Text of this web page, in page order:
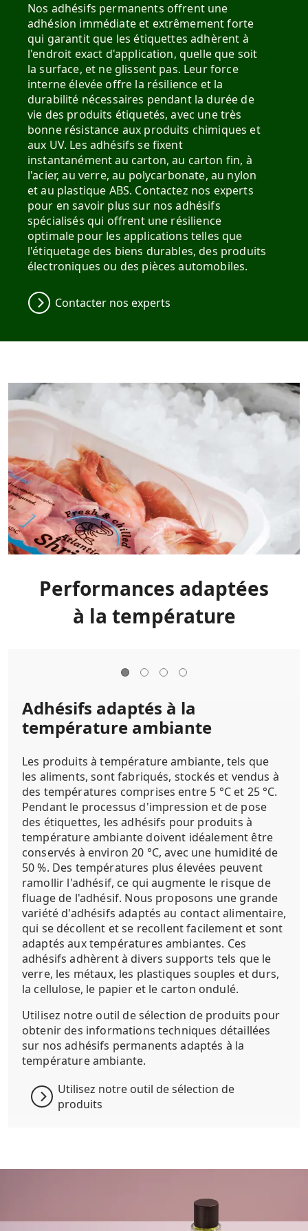
Nos adhésifs permanents offrent une
adhésion immédiate et extrêmement forte
qui garantit que les étiquettes adhèrent à
l'endroit exact d'application, quelle que soit
la surface, et ne glissent pas. Leur force
interne élevée offre la résilience et la
durabilité nécessaires pendant la durée de
vie des produits étiquetés, avec une très
bonne résistance aux produits chimiques et
aux UV. Les adhésifs se fixent
instantanément au carton, au carton fin, à
l'acier, au verre, au polycarbonate, au nylon
et au plastique ABS. Contactez nos experts
pour en savoir plus sur nos adhésifs
spécialisés qui offrent une résilience
optimale pour les applications telles que
l'étiquetage des biens durables, des produits
électroniques ou des pièces automobiles.
Contacter nos experts
Performances adaptées
à la température
Adhésifs adaptés à la
température ambiante
Les produits à température ambiante, tels que
les aliments, sont fabriqués, stockés et vendus à
des températures comprises entre 5 °C et 25 °C.
Pendant le processus d'impression et de pose
des étiquettes, les adhésifs pour produits à
température ambiante doivent idéalement être
conservés à environ 20 °C, avec une humidité de
50 %. Des températures plus élevées peuvent
ramollir l'adhésif, ce qui augmente le risque de
fluage de l'adhésif. Nous proposons une grande
variété d'adhésifs adaptés au contact alimentaire,
qui se décollent et se recollent facilement et sont
adaptés aux températures ambiantes. Ces
adhésifs adhèrent à divers supports tels que le
verre, les métaux, les plastiques souples et durs,
la cellulose, le papier et le carton ondulé.
Utilisez notre outil de sélection de produits pour
obtenir des informations techniques détaillées
sur nos adhésifs permanents adaptés à la
température ambiante.
Utilisez notre outil de sélection de
produits